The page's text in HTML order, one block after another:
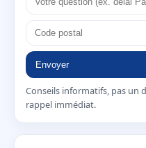
Envoyer
Conseils informatifs, pas un
rappel immédiat.